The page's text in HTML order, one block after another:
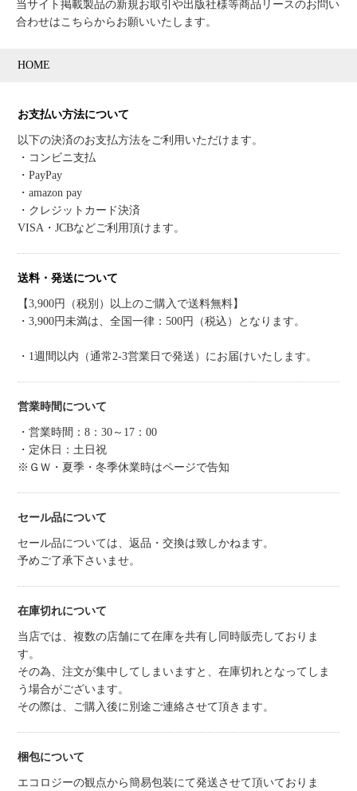
当サイト掲載製品の新規お取引や出版社様等商品リースのお問い
合わせはこちらからお願いいたします。
HOME
お支払い方法について
以下の決済のお支払方法をご利用いただけます。
・コンビニ支払
・PayPay
・amazon pay
・クレジットカード決済
VISA・JCBなどご利用頂けます。
送料・発送について
【3,900円（税別）以上のご購入で送料無料】
・3,900円未満は、全国一律：500円（税込）となります。
・1週間以内（通常2-3営業日で発送）にお届けいたします。
営業時間について
・営業時間：8：30～17：00
・定休日：土日祝
※ＧＷ・夏季・冬季休業時はページで告知
セール品について
セール品については、返品・交換は致しかねます。
予めご了承下さいませ。
在庫切れについて
当店では、複数の店舗にて在庫を共有し同時販売しておりま
す。
その為、注文が集中してしまいますと、在庫切れとなってしま
う場合がございます。
その際は、ご購入後に別途ご連絡させて頂きます。
梱包について
エコロジーの観点から簡易包装にて発送させて頂いておりま